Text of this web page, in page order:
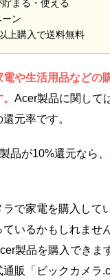
貯まる・使える
ーン
上購入で送料無料
電や生活用品などの
Acer製品に関して
元率です。
品が10%還元なら
で家電を購入して
ているかもしれませ
製品を購入できま
通販「ビックカメラ